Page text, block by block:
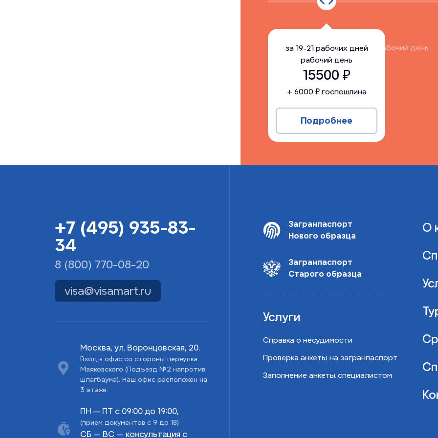
за19-21 рабочих дней рабочий день
15500
за 19-21 рабочих дней
рабочий день
15500 ₽
+ 6000₽ госпошлина
Подробнее
+7 (495) 935-83-
34
8 (800) 770-08-20
visa@visamart.ru
Москва, ул. Воронцовская, 20.
Вход в офис со стороны переулка
Маяковского (Подъезд №2 напротив
шлагбаума). Наш офис расположен на
3 этаже.
ПН — ПТ с 09:00 до 19:00,
(прием документов с 9 до 18)
СБ — ВС — консультация с
Загранпаспорт
Нового образца
Загранпаспорт
Старого образца
Услуги
Справка о несудимости
Проверка анкеты на загранпаспорт
Заполнение анкеты специалистом
О